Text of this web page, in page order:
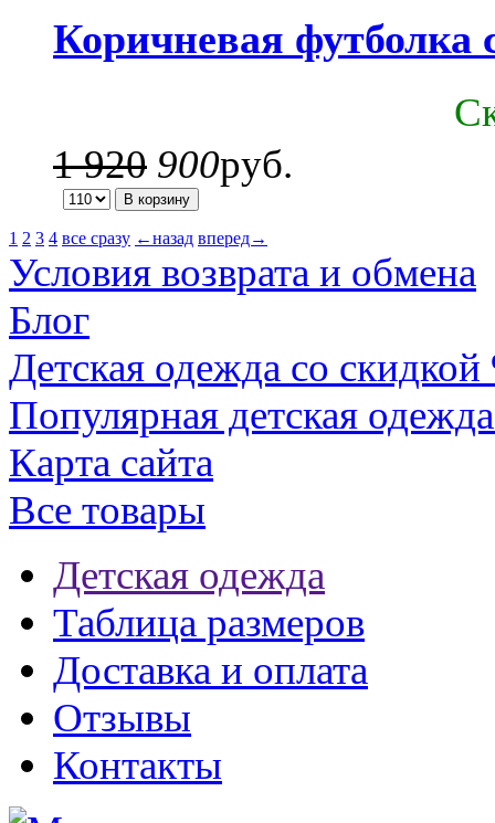
Коричневая футболка
1 920 900руб.
1 2 3 4 все сразу ←назад вперед→
Условия возврата и обмена
Блог
Детская одежда со скидкой
Популярная детская
Карта сайта
Все товары
Детская одежда
Таблица размеров
Доставка и оплата
Отзывы
Контакты